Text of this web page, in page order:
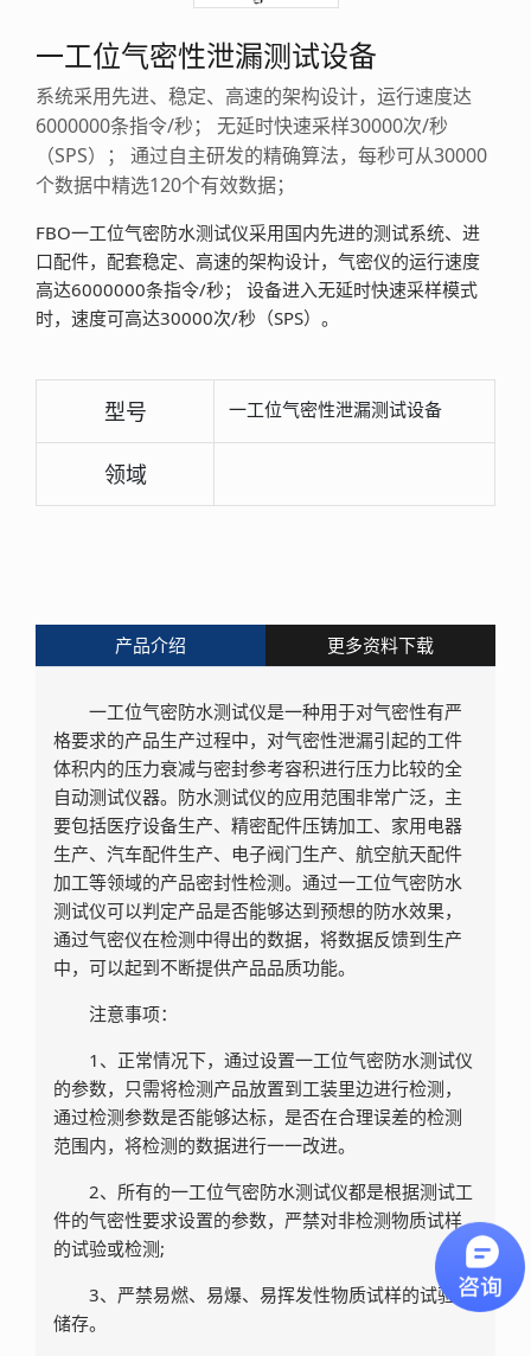
一工位气密性泄漏测试设备
系统采用先进、稳定、高速的架构设计，运行速度达
6000000条指令/秒； 无延时快速采样30000次/秒
（SPS）； 通过自主研发的精确算法，每秒可从30000
个数据中精选120个有效数据；
FBO一工位气密防水测试仪采用国内先进的测试系统、进
口配件，配套稳定、高速的架构设计，气密仪的运行速度
高达6000000条指令/秒； 设备进入无延时快速采样模式
时，速度可高达30000次/秒（SPS）。
型号 一工位气密性泄漏测试设备
领域
产品介绍 更多资料下载
一工位气密防水测试仪是一种用于对气密性有严
格要求的产品生产过程中，对气密性泄漏引起的工件
体积内的压力衰减与密封参考容积进行压力比较的全
自动测试仪器。防水测试仪的应用范围非常广泛，主
要包括医疗设备生产、精密配件压铸加工、家用电器
生产、汽车配件生产、电子阀门生产、航空航天配件
加工等领域的产品密封性检测。通过一工位气密防水
测试仪可以判定产品是否能够达到预想的防水效果，
通过气密仪在检测中得出的数据，将数据反馈到生产
中，可以起到不断提供产品品质功能。
注意事项：
1、正常情况下，通过设置一工位气密防水测试仪
的参数，只需将检测产品放置到工装里边进行检测，
通过检测参数是否能够达标，是否在合理误差的检测
范围内，将检测的数据进行一一改进。
2、所有的一工位气密防水测试仪都是根据测试工
件的气密性要求设置的参数，严禁对非检测物质试样
的试验或检测;
3、严禁易燃、易爆、易挥发性物质试样的试验或
储存。